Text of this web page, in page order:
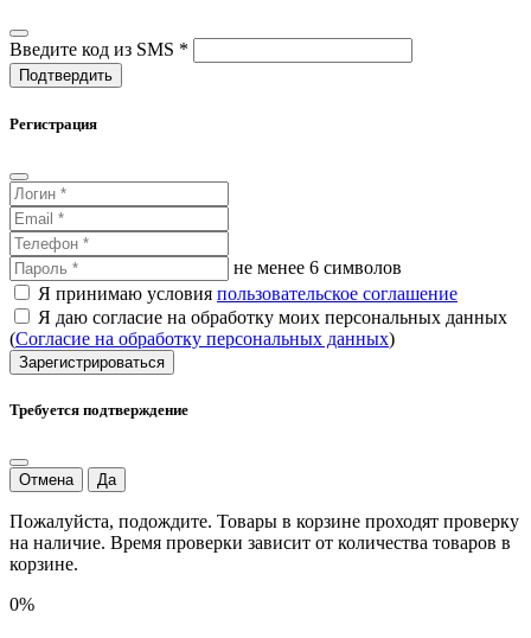
Введите код из SMS *
Подтвердить
Регистрация
не менее 6 символов
Я принимаю условия пользовательское соглашение
Я даю согласие на обработку моих персональных данных
(Согласие на обработку персональных данных)
Зарегистрироваться
Требуется подтверждение
Отмена Да
Пожалуйста, подождите. Товары в корзине проходят проверку
на наличие. Время проверки зависит от количества товаров в
корзине.
0%